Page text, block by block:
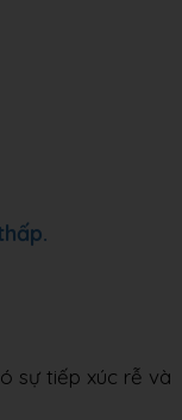
sự tiếp xúc rễ và